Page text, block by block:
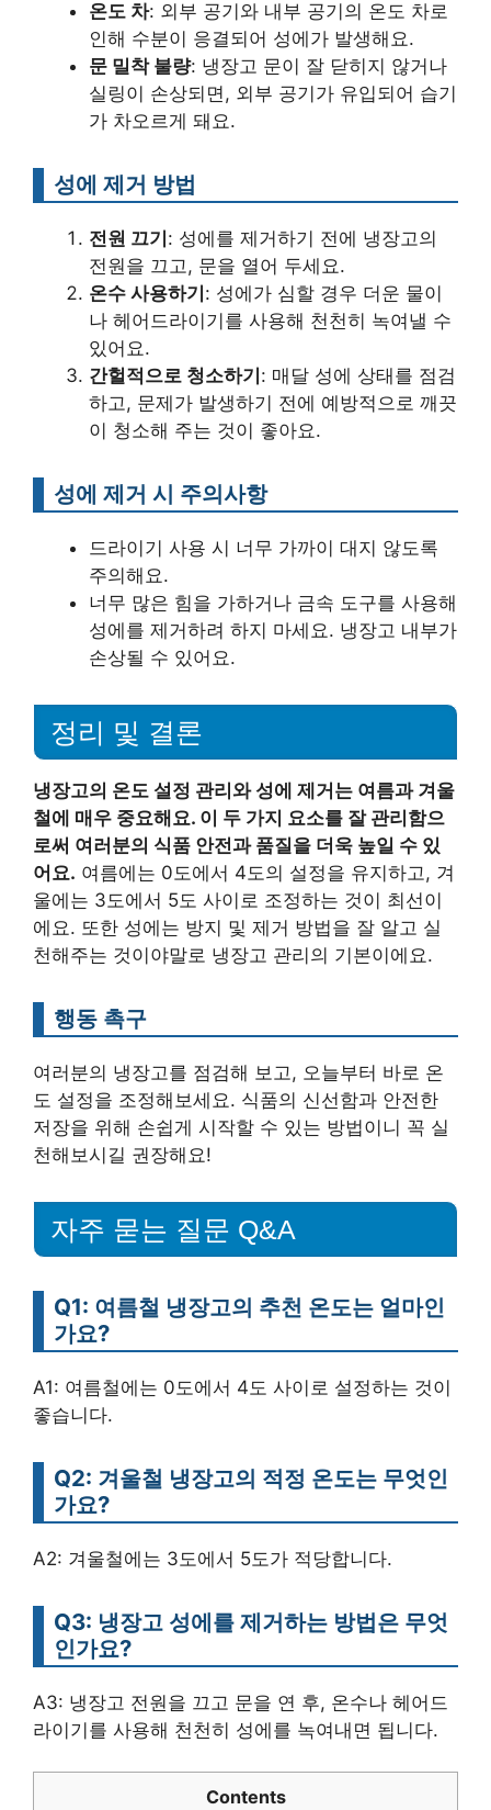
온도 차: 외부 공기와 내부 공기의 온도 차로
인해 수분이 응결되어 성에가 발생해요.
문 밀착 불량: 냉장고 문이 잘 닫히지 않거나
실링이 손상되면, 외부 공기가 유입되어 습기
가 차오르게 돼요.
성에 제거 방법
전원 끄기 : 성에를 제거하기 전에 냉장고의
전원을 끄고, 문을 열어 두세요.
온수 사용하기 : 성에가 심할 경우 더운 물이
나 헤어드라이기를 사용해 천천히 녹여낼 수
있어요.
간헐적으로 청소하기 : 매달 성에 상태를 점검
하고, 문제가 발생하기 전에 예방적으로 깨끗
이 청소해 주는 것이 좋아요.
성에 제거 시 주의사항
드라이기 사용 시 너무 가까이 대지 않도록
주의해요.
너무 많은 힘을 가하거나 금속 도구를 사용해
성에를 제거하려 하지 마세요. 냉장고 내부가
손상될 수 있어요.
정리 및 결론
냉장고의 온도 설정 관리와 성에 제거는 여름과 겨울
철에 매우 중요해요. 이 두 가지 요소를 잘 관리함으
로써 여러분의 식품 안전과 품질을 더욱 높일 수 있
어요. 여름에는 0도에서 4도의 설정을 유지하고, 겨
울에는 3도에서 5도 사이로 조정하는 것이 최선이
에요. 또한 성에는 방지 및 제거 방법을 잘 알고 실
천해주는 것이야말로 냉장고 관리의 기본이에요.
행동 촉구
여러분의 냉장고를 점검해 보고, 오늘부터 바로 온
도 설정을 조정해보세요. 식품의 신선함과 안전한
저장을 위해 손쉽게 시작할 수 있는 방법이니 꼭 실
천해보시길 권장해요!
자주 묻는 질문 Q&A
Q1: 여름철 냉장고의 추천 온도는 얼마인
가요?
A1: 여름철에는 0도에서 4도 사이로 설정하는 것이
좋습니다.
Q2: 겨울철 냉장고의 적정 온도는 무엇인
가요?
A2: 겨울철에는 3도에서 5도가 적당합니다.
Q3: 냉장고 성에를 제거하는 방법은 무엇
인가요?
A3: 냉장고 전원을 끄고 문을 연 후, 온수나 헤어드
라이기를 사용해 천천히 성에를 녹여내면 됩니다.
Contents